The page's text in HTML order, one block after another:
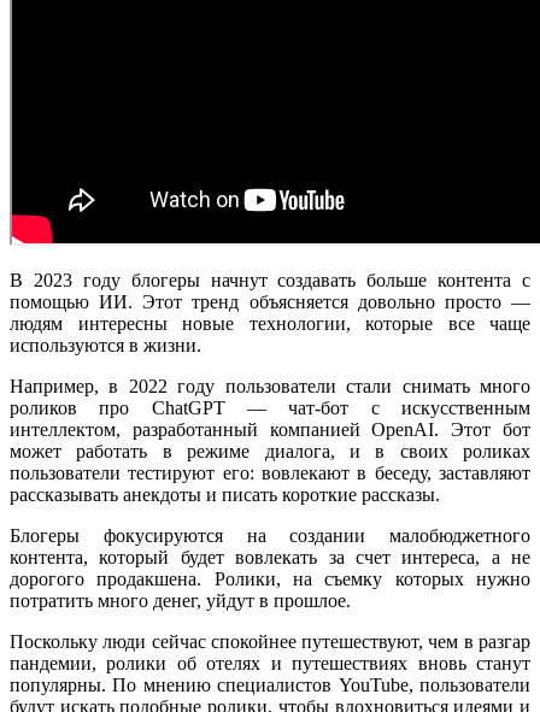
В 2023 году блогеры начнут создавать больше контента с
помощью ИИ. Этот тренд объясняется довольно просто —
людям интересны новые технологии, которые все чаще
используются в жизни.
Например, в 2022 году пользователи стали снимать много
роликов про ChatGPT — чат-бот с искусственным
интеллектом, разработанный компанией OpenAI. Этот бот
может работать в режиме диалога, и в своих роликах
пользователи тестируют его: вовлекают в беседу, заставляют
рассказывать анекдоты и писать короткие рассказы.
Блогеры фокусируются на создании малобюджетного
контента, который будет вовлекать за счет интереса, а не
дорогого продакшена. Ролики, на съемку которых нужно
потратить много денег, уйдут в прошлое.
Поскольку люди сейчас спокойнее путешествуют, чем в разгар
пандемии, ролики об отелях и путешествиях вновь станут
популярны. По мнению специалистов YouTube, пользователи
будут искать подобные ролики, чтобы вдохновиться идеями и